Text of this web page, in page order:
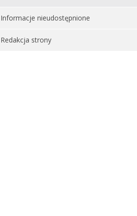
Informacje nieudostępnione
Redakcja strony